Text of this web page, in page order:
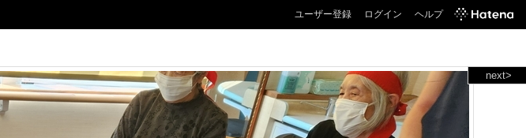
ユーザー登録 ログイン ヘルプ
next>